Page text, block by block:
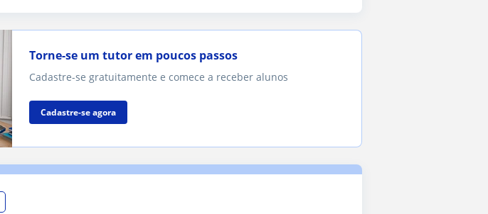
Torne-se um tutor em poucos passos
Cadastre-se gratuitamente e comece a receber alunos
Cadastre-se agora